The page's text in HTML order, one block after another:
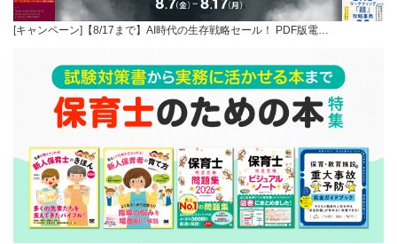
[キャンペーン]【8/17まで】AI時代の生存戦略セール！ PDF版電…